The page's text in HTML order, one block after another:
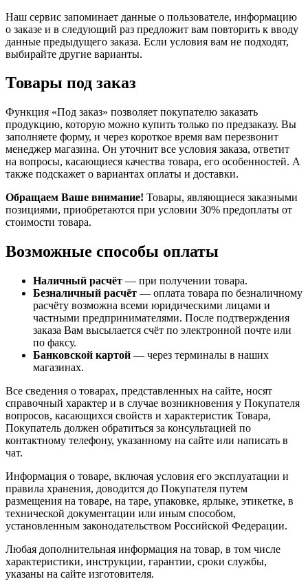
Наш сервис запоминает данные о пользователе, информацию
о заказе и в следующий раз предложит вам повторить к вводу
данные предыдущего заказа. Если условия вам не подходят,
выбирайте другие варианты.
Товары под заказ
Функция «Под заказ» позволяет покупателю заказать
продукцию, которую можно купить только по предзаказу. Вы
заполняете форму, и через короткое время вам перезвонит
менеджер магазина. Он уточнит все условия заказа, ответит
на вопросы, касающиеся качества товара, его особенностей. А
также подскажет о вариантах оплаты и доставки.
Обращаем Ваше внимание! Товары, являющиеся заказными
позициями, приобретаются при условии 30% предоплаты от
стоимости товара.
Возможные способы оплаты
Наличный расчёт — при получении товара.
Безналичный расчёт — оплата товара по безналичному
расчёту возможна всеми юридическими лицами и
частными предпринимателями. После подтверждения
заказа Вам высылается счёт по электронной почте или
по факсу.
Банковской картой — через терминалы в наших
магазинах.
Все сведения о товарах, представленных на сайте, носят
справочный характер и в случае возникновения у Покупателя
вопросов, касающихся свойств и характеристик Товара,
Покупатель должен обратиться за консультацией по
контактному телефону, указанному на сайте или написать в
чат.
Информация о товаре, включая условия его эксплуатации и
правила хранения, доводится до Покупателя путем
размещения на товаре, на таре, упаковке, ярлыке, этикетке, в
технической документации или иным способом,
установленным законодательством Российской Федерации.
Любая дополнительная информация на товар, в том числе
характеристики, инструкции, гарантии, сроки службы,
указаны на сайте изготовителя.